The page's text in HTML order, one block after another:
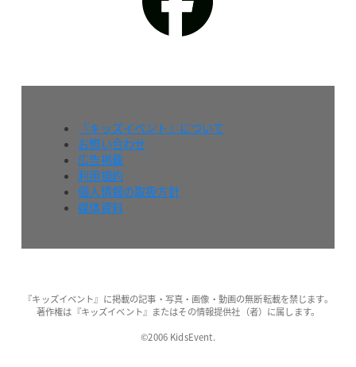
『キッズイベント』について
お問い合わせ
広告掲載
利用規約
個人情報の取扱方針
媒体資料
『キッズイベント』に掲載の記事・写真・画像・動画の無断転載を禁じます。
著作権は『キッズイベント』またはその情報提供社（者）に属します。
©2006 KidsEvent.